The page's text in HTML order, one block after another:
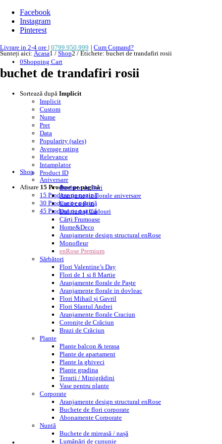
Facebook
Instagram
Pinterest
Livrare in 2-4 ore | 0799.950.999 | Cum Comand?
0Shopping Cart
Shop
Aniversare
Buchete de flori
Aranjamente florale aniversare
Cutii cu flori
Dulciuri și Cadouri
Cărți Frumoase
Home&Deco
Aranjamente design structural enRose
Monofleur
enRose Premium
Sărbători
Flori Valentine’s Day
Flori de 1 si 8 Martie
Aranjamente florale de Paște
Aranjamente florale in dovleac
Flori Mihail și Gavril
Flori Sfantul Andrei
Aranjamente florale Craciun
Coronițe de Crăciun
Brazi de Crăciun
Plante
Plante balcon & terasa
Plante de apartament
Plante la ghiveci
Plante gradina
Terarii / Minigrădini
Vase pentru plante
Corporate
Aranjamente design structural enRose
Buchete de flori corporate
Abonamente Corporate
Nuntă
Buchete de mireasă / nașă
Lumânări de cununie
Sunteți aici: Acasa1 / Shop2 / Etichete: buchet de trandafiri rosii
buchet de trandafiri rosii
Sortează după Implicit
Implicit
Custom
Nume
Pret
Data
Popularity (sales)
Average rating
Relevance
Intamplator
Product ID
Afisare 15 Produse pe pagină
15 Produse pe pagină
30 Produse pe pagină
45 Produse pe pagină